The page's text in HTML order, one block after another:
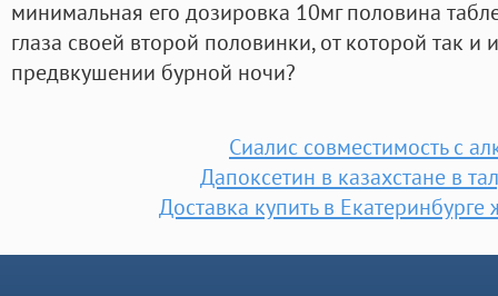
минимальная его дозировка 10мг половина
глаза своей второй половинки, от которой так и
предвкушении бурной ночи?
Сиалис совместимость с
Дапоксетин в казахстане в
Доставка купить в Екатеринбурге